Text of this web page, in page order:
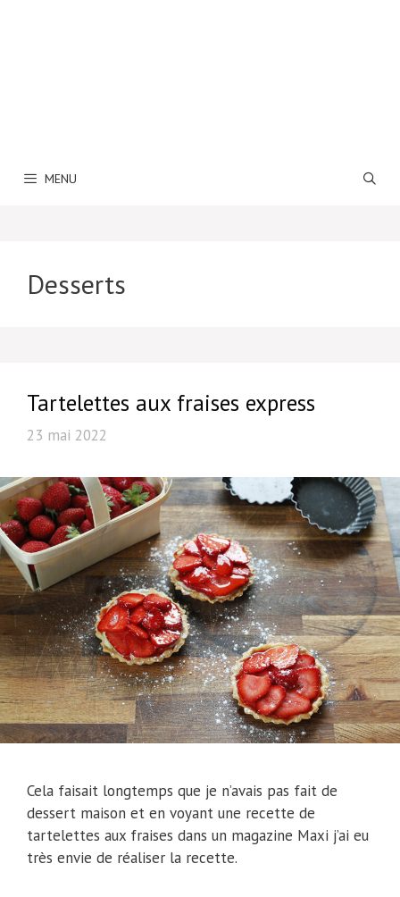
MENU
Desserts
Tartelettes aux fraises express
23 mai 2022
Cela faisait longtemps que je n’avais pas fait de
dessert maison et en voyant une recette de
tartelettes aux fraises dans un magazine Maxi j’ai eu
très envie de réaliser la recette.